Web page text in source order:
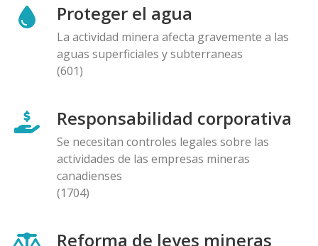
Proteger el agua
La actividad minera afecta gravemente a las
aguas superficiales y subterraneas
(601)
Responsabilidad corporativa
Se necesitan controles legales sobre las
actividades de las empresas mineras
canadienses
(1704)
Reforma de leyes mineras